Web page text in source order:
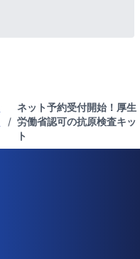
/
ネット予約受付開始！厚生
労働省認可の抗原検査キッ
ト